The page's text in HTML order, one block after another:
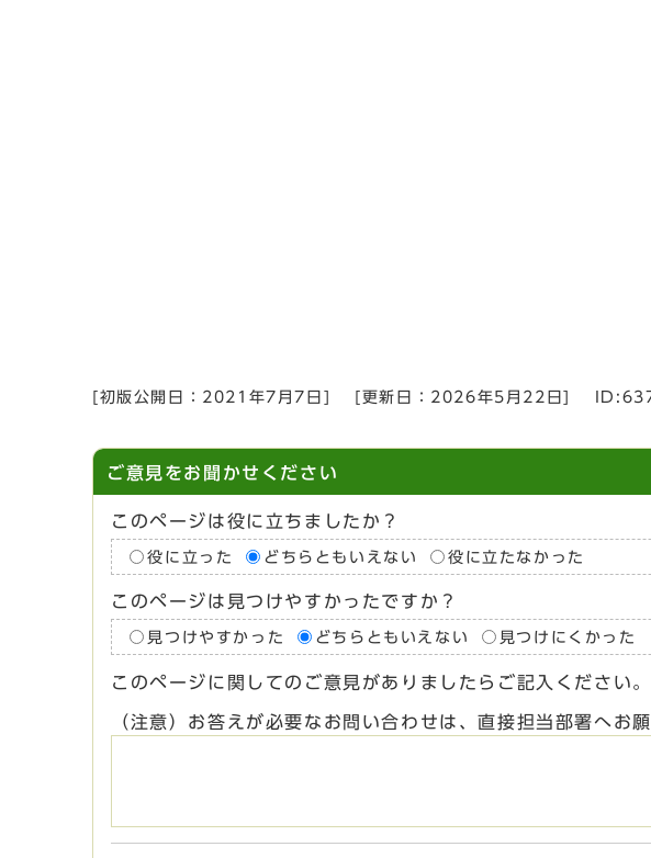
[初版公開日： 2021年7月7日 [更新日： 2026年5月22日
ご意見をお聞かせください
このページは役に立ちましたか？
役に立った どちらともいえない 役に立たなかった
このページは見つけやすかったですか？
見つけやすかった どちらともいえない 見つけにくかった
このページに関してのご意見がありましたらご記入ください。
（注意）お答えが必要なお問い合わせは、直接担当部署へお